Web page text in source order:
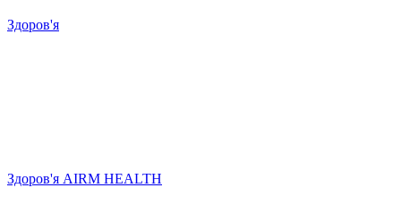
Здоров'я
Здоров'я AIRM HEALTH